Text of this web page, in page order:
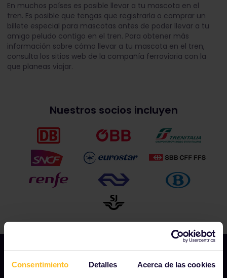
Consentimiento Detalles Acerca de las cookies
En muchos países es posible llevar a tu mascota en el
tren. Es posible que tengas que registrarla o comprar un
billete especial para mascotas antes de poder llevar a tu
amigo peludo contigo en el tren. Para obtener más
información sobre cómo llevar a tu mascota en el tren,
consulta los sitios web de la compañía ferroviaria con la
que planeas viajar.
Nuestros socios incluyen